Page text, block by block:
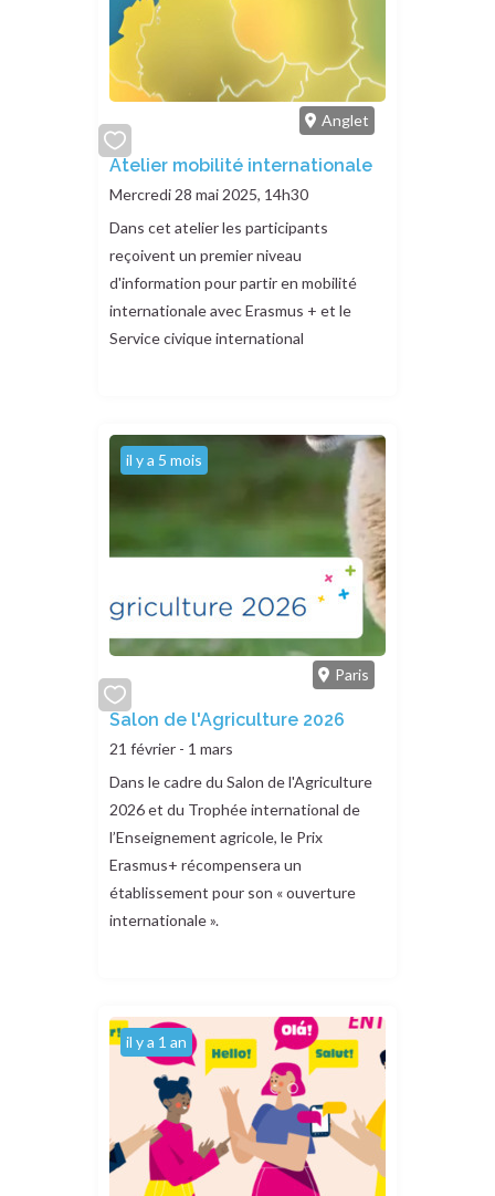
Anglet
add
or
Atelier mobilité internationale
Mercredi 28 mai 2025, 14h30
Dans cet atelier les participants
reçoivent un premier niveau
d'information pour partir en mobilité
internationale avec Erasmus + et le
Service civique international
il y a 5 mois
Paris
add
or
Salon de l'Agriculture 2026
21 février - 1 mars
Dans le cadre du Salon de l'Agriculture
2026 et du Trophée international de
l’Enseignement agricole, le Prix
Erasmus+ récompensera un
établissement pour son « ouverture
internationale ».
il y a 1 an